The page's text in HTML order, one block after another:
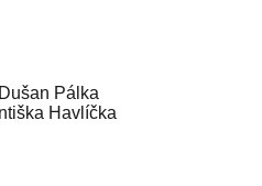
Pálka
Havlíčka